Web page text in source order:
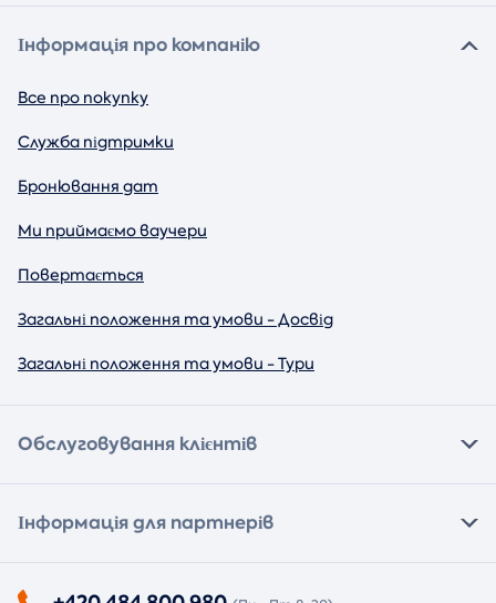
Інформація про компанію
Все про покупку
Служба підтримки
Бронювання дат
Ми приймаємо ваучери
Повертається
Загальні положення та умови - Досвід
Загальні положення та умови - Тури
Обслуговування клієнтів
Інформація для партнерів